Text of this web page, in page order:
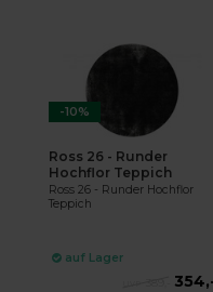
-10%
Ross 26 - Runder
Hochflor Teppich
Ross 26 - Runder Hochflor
Teppich
auf Lager